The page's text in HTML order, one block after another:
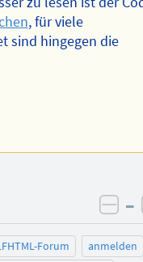
, für viele
sind hingegen die
–
Forum
anmelden